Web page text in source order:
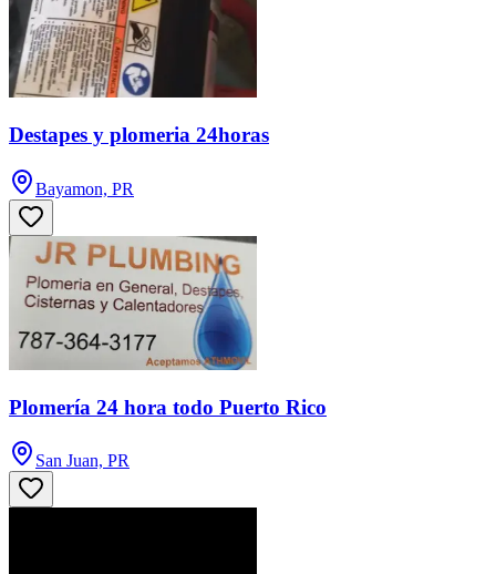
Destapes y plomeria 24horas
Bayamon, PR
Plomería 24 hora todo Puerto Rico
San Juan, PR